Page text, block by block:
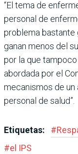
“El tema de
per­sonal de
pro­blema bastante
ganan menos del
por la que
abordada por el
mecanismos de un
personal de salud”.
Etiquetas: #
#el IPS